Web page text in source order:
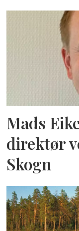
Mads
direktør
Skogn